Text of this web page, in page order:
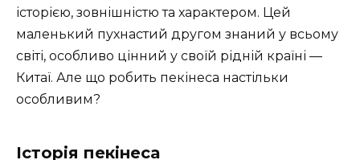
історією, зовнішністю та характером. Цей
маленький пухнастий другом знаний у всьому
світі, особливо цінний у своїй рідній країні —
Китаї. Але що робить пекінеса настільки
особливим?
Історія пекінеса